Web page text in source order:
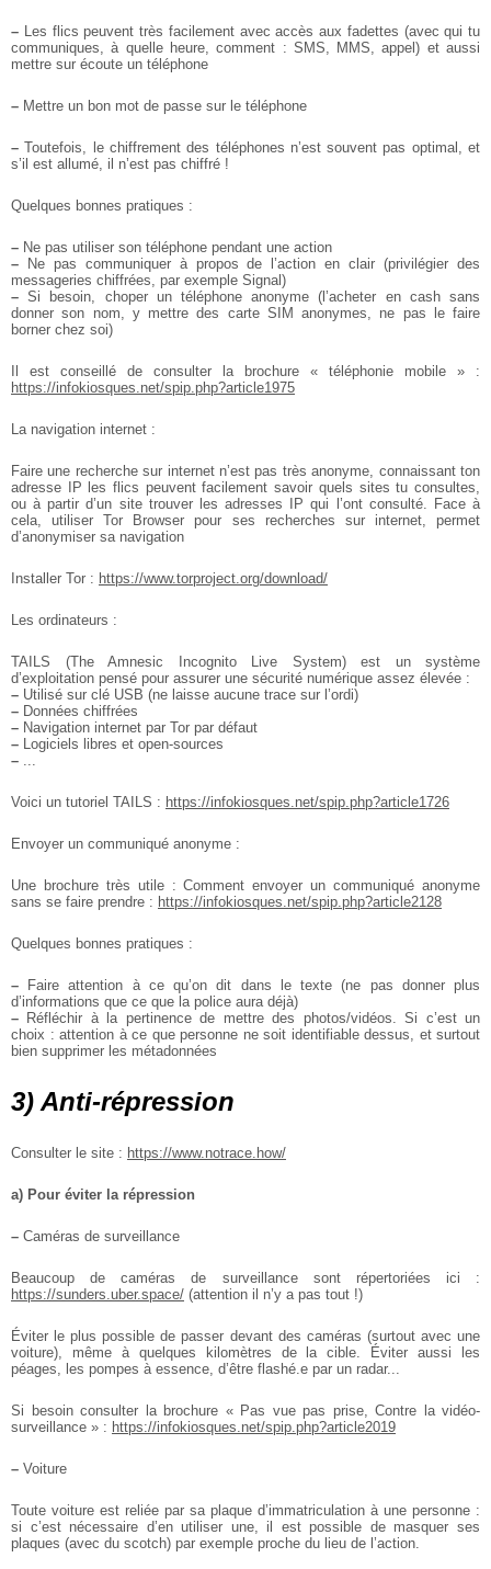
– Les flics peuvent très facilement avec accès aux fadettes (avec qui tu
communiques, à quelle heure, comment : SMS, MMS, appel) et aussi
mettre sur écoute un téléphone
– Mettre un bon mot de passe sur le téléphone
– Toutefois, le chiffrement des téléphones n’est souvent pas optimal, et
s’il est allumé, il n’est pas chiffré !
Quelques bonnes pratiques :
– Ne pas utiliser son téléphone pendant une action
– Ne pas communiquer à propos de l’action en clair (privilégier des
messageries chiffrées, par exemple Signal)
– Si besoin, choper un téléphone anonyme (l’acheter en cash sans
donner son nom, y mettre des carte SIM anonymes, ne pas le faire
borner chez soi)
Il est conseillé de consulter la brochure « téléphonie mobile » :
https://infokiosques.net/spip.php?article1975
La navigation internet :
Faire une recherche sur internet n’est pas très anonyme, connaissant ton
adresse IP les flics peuvent facilement savoir quels sites tu consultes,
ou à partir d’un site trouver les adresses IP qui l’ont consulté. Face à
cela, utiliser Tor Browser pour ses recherches sur internet, permet
d’anonymiser sa navigation
Installer Tor : https://www.torproject.org/download/
Les ordinateurs :
TAILS (The Amnesic Incognito Live System) est un système
d’exploitation pensé pour assurer une sécurité numérique assez élevée :
– Utilisé sur clé USB (ne laisse aucune trace sur l’ordi)
– Données chiffrées
– Navigation internet par Tor par défaut
– Logiciels libres et open-sources
– ...
Voici un tutoriel TAILS : https://infokiosques.net/spip.php?article1726
Envoyer un communiqué anonyme :
Une brochure très utile : Comment envoyer un communiqué anonyme
sans se faire prendre : https://infokiosques.net/spip.php?article2128
Quelques bonnes pratiques :
– Faire attention à ce qu’on dit dans le texte (ne pas donner plus
d’informations que ce que la police aura déjà)
– Réfléchir à la pertinence de mettre des photos/vidéos. Si c’est un
choix : attention à ce que personne ne soit identifiable dessus, et surtout
bien supprimer les métadonnées
3) Anti-répression
Consulter le site : https://www.notrace.how/
a) Pour éviter la répression
– Caméras de surveillance
Beaucoup de caméras de surveillance sont répertoriées ici :
https://sunders.uber.space/ (attention il n’y a pas tout !)
Éviter le plus possible de passer devant des caméras (surtout avec une
voiture), même à quelques kilomètres de la cible. Éviter aussi les
péages, les pompes à essence, d’être flashé.e par un radar...
Si besoin consulter la brochure « Pas vue pas prise, Contre la vidéo-
surveillance » : https://infokiosques.net/spip.php?article2019
– Voiture
Toute voiture est reliée par sa plaque d’immatriculation à une personne :
si c’est nécessaire d’en utiliser une, il est possible de masquer ses
plaques (avec du scotch) par exemple proche du lieu de l’action.